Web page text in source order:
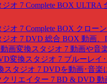
オ 7 Complete BOX ULTRA
オ 7 Complete BOX クロー
ジオ 7 DVD 総合 BOX 動画、
画変換スタジオ 7 動画や音
変換スタジオ 7 ブルーレイ
スタジオ 7 DVDを動画･音楽
クリエイター 7 BD & DVD 動